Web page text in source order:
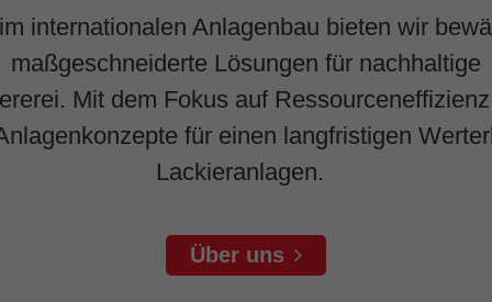
internationalen Anlagenbau bieten wir
maßgeschneiderte Lösungen für nachhaltige
Mit dem Fokus auf
für einen langfristigen
Lackieranlagen.
Über uns